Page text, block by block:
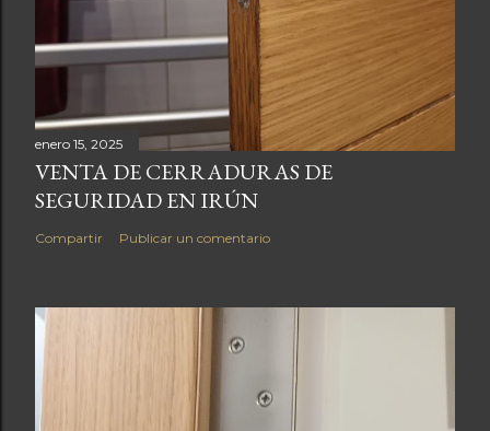
enero 15, 2025
VENTA DE CERRADURAS DE
SEGURIDAD EN IRÚN
Compartir Publicar un comentario